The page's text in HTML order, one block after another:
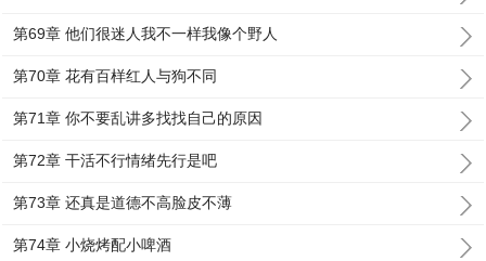
第69章 他们很迷人我不一样我像个野人
第70章 花有百样红人与狗不同
第71章 你不要乱讲多找找自己的原因
第72章 干活不行情绪先行是吧
第73章 还真是道德不高脸皮不薄
第74章 小烧烤配小啤酒